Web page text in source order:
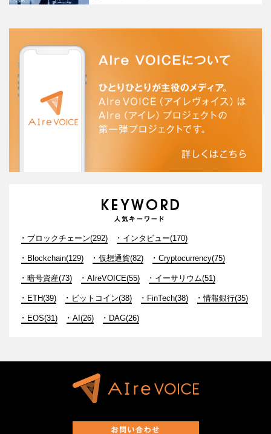
ブロックチェーン(292) インタビュー(170)
Blockchain(129) 仮想通貨(82) Cryptocurrency(75)
暗号資産(73) AIreVOICE(55) イーサリウム(51)
ETH(39) ビットコイン(38) FinTech(38) 情報銀行(35)
EOS(31) AI(26) DAG(26)